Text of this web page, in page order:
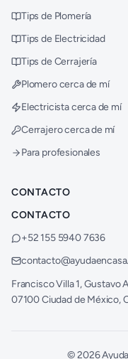
Tips de Plomería
Tips de Electricidad
Tips de Cerrajería
Plomero cerca de mí
Electricista cerca de mí
Cerrajero cerca de mí
Para profesionales
CONTACTO
CONTACTO
+52 155 5940 7636
Francisco Villa 1, Gustavo
07100 Ciudad de México,
©2026